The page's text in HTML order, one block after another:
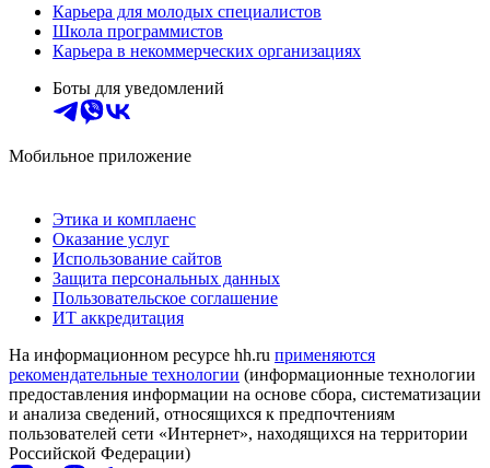
Карьера для молодых специалистов
Школа программистов
Карьера в некоммерческих организациях
Боты для уведомлений
Мобильное приложение
Этика и комплаенс
Оказание услуг
Использование сайтов
Защита персональных данных
Пользовательское соглашение
ИТ аккредитация
На информационном ресурсе hh.ru применяются
рекомендательные технологии (информационные технологии
предоставления информации на основе сбора, систематизации
и анализа сведений, относящихся к предпочтениям
пользователей сети «Интернет», находящихся на территории
Российской Федерации)